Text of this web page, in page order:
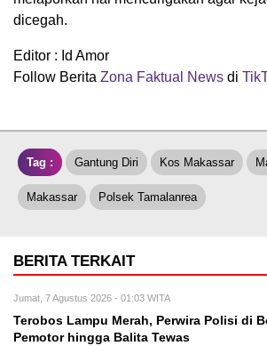
dicegah.
Editor : Id Amor
Follow Berita Zona Faktual News di
Tag : Gantung Diri Kos Makassar
Makassar Polsek Tamalanrea
BERITA TERKAIT
Jumat, 7 Agustus 2026 - 01:03 WITA
Terobos Lampu Merah, Perwira Polisi di
Pemotor hingga Balita Tewas